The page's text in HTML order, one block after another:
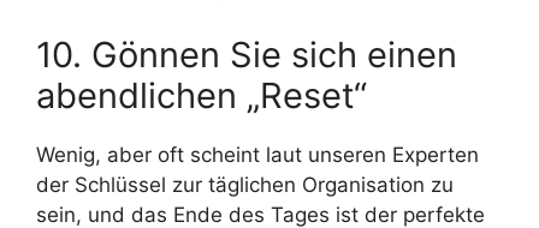
10. Gönnen Sie sich einen
abendlichen „Reset“
Wenig, aber oft scheint laut unseren Experten
der Schlüssel zur täglichen Organisation zu
sein, und das Ende des Tages ist der perfekte